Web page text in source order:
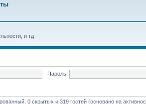
и тд
Пароль:
0 скрытых и 319 гостей (основано на